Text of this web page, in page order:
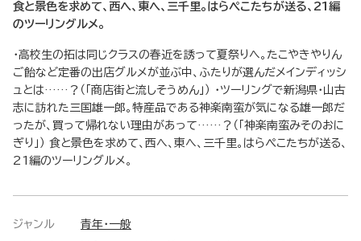
食と景色を求めて、西へ、東へ、三千里。はらぺこたちが送る、21編
のツーリングルメ。
・高校生の拓は同じクラスの春近を誘って夏祭りへ。たこやきやりん
ご飴など定番の出店グルメが並ぶ中、ふたりが選んだメインディッシ
ュとは……？（「商店街と流しそうめん」） ・ツーリングで新潟県・山古
志に訪れた三国雄一郎。特産品である神楽南蛮が気になる雄一郎だ
ったが、買って帰れない理由があって……？（「神楽南蛮みそのおに
ぎり」） 食と景色を求めて、西へ、東へ、三千里。はらぺこたちが送る、
21編のツーリングルメ。
ジャンル 青年・一般